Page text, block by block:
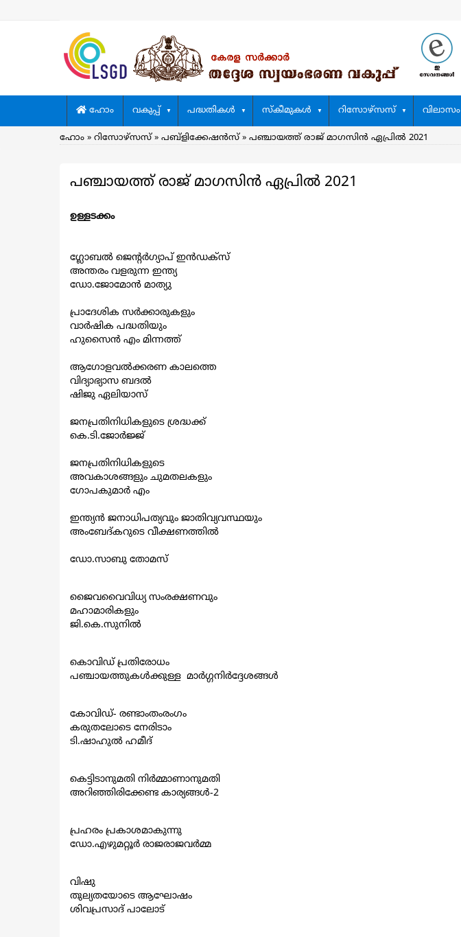
Main
navigation
ഹോം വകുപ്പ് പദ്ധതികള്‍ സ്കീമുകള്‍ റിസോഴ്സസ് വിലാസം
Breadcrumb
ഹോം റിസോഴ്സസ് പബ്ളിക്കേഷന്‍സ് പഞ്ചായത്ത് രാജ് മാഗസിന്‍ ഏപ്രിൽ 2021
പഞ്ചായത്ത് രാജ് മാഗസിന്‍ ഏപ്രിൽ 2021
ഉള്ളടക്കം
ഗ്ലോബൽ ജെൻ്റർഗ്യാപ് ഇൻഡക്സ്
അന്തരം വളരുന്ന ഇന്ത്യ
ഡോ.ജോമോൻ മാത്യു
പ്രാദേശിക സർക്കാരുകളും
വാർഷിക പദ്ധതിയും
ഹുസൈൻ എം മിന്നത്ത്
ആഗോളവൽക്കരണ കാലത്തെ
വിദ്യാഭ്യാസ ബദൽ
ഷിജു ഏലിയാസ്
ജനപ്രതിനിധികളുടെ ശ്രദ്ധക്ക്
കെ.ടി.ജോർജ്ജ്
ജനപ്രതിനിധികളുടെ
അവകാശങ്ങളും ചുമതലകളും
ഗോപകുമാർ എം
ഇന്ത്യൻ ജനാധിപത്യവും ജാതിവ്യവസ്ഥയും
അംബേദ്കറുടെ വീക്ഷണത്തിൽ
ഡോ.സാബു തോമസ്
ജൈവവൈവിധ്യ സംരക്ഷണവും
മഹാമാരികളും
ജി.കെ.സുനിൽ
കൊവിഡ് പ്രതിരോധം
പഞ്ചായത്തുകൾക്കുള്ള മാർഗ്ഗനിർദ്ദേശങ്ങൾ
കോവിഡ്- രണ്ടാംതംരംഗം
കരുതലോടെ നേരിടാം
ടി.ഷാഹുൽ ഹമീദ്
കെട്ടിടാനുമതി നിർമ്മാണാനുമതി
അറിഞ്ഞിരിക്കേണ്ട കാര്യങ്ങൾ-2
പ്രഹരം പ്രകാശമാകുന്നു
ഡോ.എഴുമറ്റൂർ രാജരാജവർമ്മ
വിഷു
തുല്യതയോടെ ആഘോഷം
ശിവപ്രസാദ് പാലോട്